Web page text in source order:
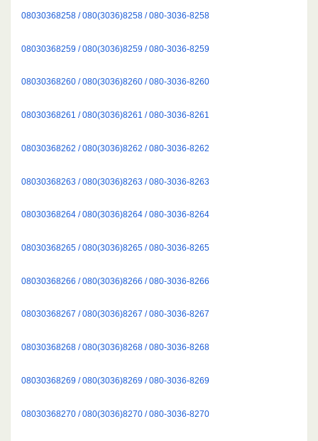
08030368258 / 080(3036)8258 / 080-3036-8258
08030368259 / 080(3036)8259 / 080-3036-8259
08030368260 / 080(3036)8260 / 080-3036-8260
08030368261 / 080(3036)8261 / 080-3036-8261
08030368262 / 080(3036)8262 / 080-3036-8262
08030368263 / 080(3036)8263 / 080-3036-8263
08030368264 / 080(3036)8264 / 080-3036-8264
08030368265 / 080(3036)8265 / 080-3036-8265
08030368266 / 080(3036)8266 / 080-3036-8266
08030368267 / 080(3036)8267 / 080-3036-8267
08030368268 / 080(3036)8268 / 080-3036-8268
08030368269 / 080(3036)8269 / 080-3036-8269
08030368270 / 080(3036)8270 / 080-3036-8270